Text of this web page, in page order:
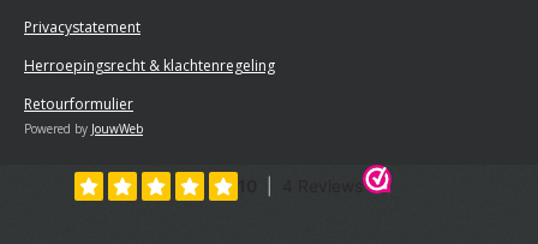
Privacystatement
Herroepingsrecht & klachtenregeling
Retourformulier
Powered by JouwWeb